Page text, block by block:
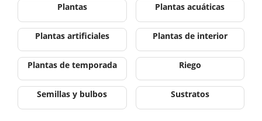
Plantas Plantas acuáticas
Plantas artificiales Plantas de interior
Plantas de temporada Riego
Semillas y bulbos Sustratos